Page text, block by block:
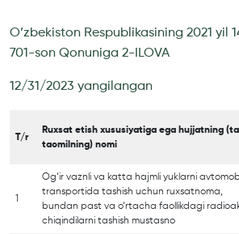
O’zbekiston Respublikasining 2021 yil
701-son Qonuniga 2-ILOVA
12/31/2023 yangilangan
T/r
Ruxsat etish xususiyatiga ega hujjatning
taomilning) nomi
1
Og‘ir vaznli va katta hajmli yuklarni
transportida tashish uchun ruxsatnoma,
bundan past va o‘rtacha faollikdagi
chiqindilarni tashish mustasno